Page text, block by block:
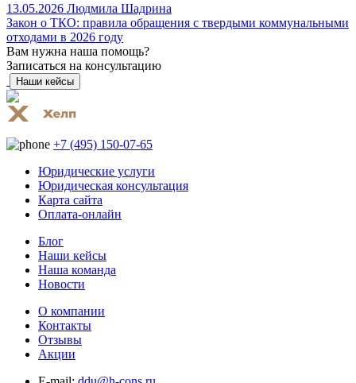
13.05.2026 Людмила Шадрина
Закон о ТКО: правила обращения с твердыми коммунальными
отходами в 2026 году
Вам нужна наша помощь?
Записаться на консультацию
Наши кейсы
+7 (495) 150-07-65
Юридические услуги
Юридическая консультация
Карта сайта
Оплата-онлайн
Блог
Наши кейсы
Наша команда
Новости
О компании
Контакты
Отзывы
Акции